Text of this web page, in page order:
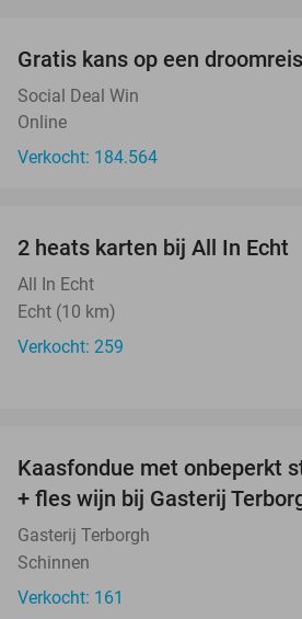
Gratis kans op een
Social Deal Win
Online
Verkocht: 184.564
2 heats karten bij All In Echt
All In Echt
Echt (10 km)
Verkocht: 259
Kaasfondue met onbeperkt
+ fles wijn bij Gasterij
Gasterij Terborgh
Schinnen
Verkocht: 161